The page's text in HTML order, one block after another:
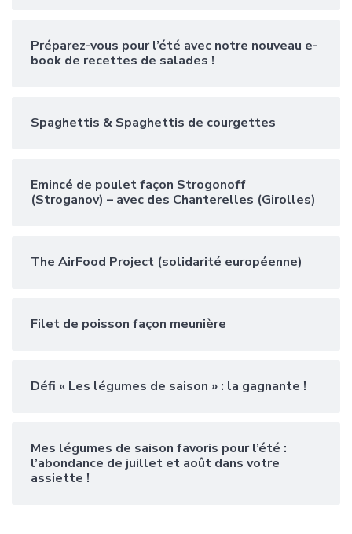
Préparez-vous pour l’été avec notre nouveau e-
book de recettes de salades !
Spaghettis & Spaghettis de courgettes
Emincé de poulet façon Strogonoff
(Stroganov) – avec des Chanterelles (Girolles)
The AirFood Project (solidarité européenne)
Filet de poisson façon meunière
Défi « Les légumes de saison » : la gagnante !
Mes légumes de saison favoris pour l’été :
l’abondance de juillet et août dans votre
assiette !